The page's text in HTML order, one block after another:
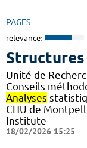
PAGES
relevance:
Unité de
Conseils
Analyses
CHU de
Institute
18/02/2026 15:25